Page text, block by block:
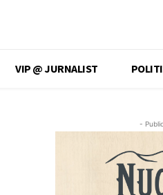
VIP @ JURNALIST
-